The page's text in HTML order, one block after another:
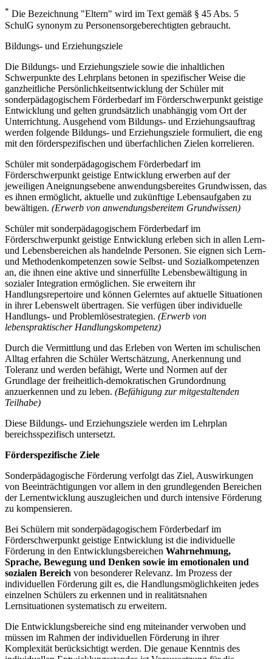
* Die Bezeichnung "Eltern" wird im Text gemäß § 45 Abs. 5
SchulG synonym zu Personensorgeberechtigten gebraucht.
Bildungs- und Erziehungsziele
Die Bildungs- und Erziehungsziele sowie die inhaltlichen
Schwerpunkte des Lehrplans betonen in spezifischer Weise die
ganzheitliche Persönlichkeitsentwicklung der Schüler mit
sonderpädagogischem Förderbedarf im Förderschwerpunkt geistige
Entwicklung und gelten grundsätzlich unabhängig vom Ort der
Unterrichtung. Ausgehend vom Bildungs- und Erziehungsauftrag
werden folgende Bildungs- und Erziehungsziele formuliert, die eng
mit den förderspezifischen und überfachlichen Zielen korrelieren.
Schüler mit sonderpädagogischem Förderbedarf im
Förderschwerpunkt geistige Entwicklung erwerben auf der
jeweiligen Aneignungsebene anwendungsbereites Grundwissen, das
es ihnen ermöglicht, aktuelle und zukünftige Lebensaufgaben zu
bewältigen. (Erwerb von anwendungsbereitem Grundwissen)
Schüler mit sonderpädagogischem Förderbedarf im
Förderschwerpunkt geistige Entwicklung erleben sich in allen Lern-
und Lebensbereichen als handelnde Personen. Sie eignen sich Lern-
und Methodenkompetenzen sowie Selbst- und Sozialkompetenzen
an, die ihnen eine aktive und sinnerfüllte Lebensbewältigung in
sozialer Integration ermöglichen. Sie erweitern ihr
Handlungsrepertoire und können Gelerntes auf aktuelle Situationen
in ihrer Lebenswelt übertragen. Sie verfügen über individuelle
Handlungs- und Problemlösestrategien. (Erwerb von
lebenspraktischer Handlungskompetenz)
Durch die Vermittlung und das Erleben von Werten im schulischen
Alltag erfahren die Schüler Wertschätzung, Anerkennung und
Toleranz und werden befähigt, Werte und Normen auf der
Grundlage der freiheitlich-demokratischen Grundordnung
anzuerkennen und zu leben. (Befähigung zur mitgestaltenden
Teilhabe)
Diese Bildungs- und Erziehungsziele werden im Lehrplan
bereichsspezifisch untersetzt.
Förderspezifische Ziele
Sonderpädagogische Förderung verfolgt das Ziel, Auswirkungen
von Beeinträchtigungen vor allem in den grundlegenden Bereichen
der Lernentwicklung auszugleichen und durch intensive Förderung
zu kompensieren.
Bei Schülern mit sonderpädagogischem Förderbedarf im
Förderschwerpunkt geistige Entwicklung ist die individuelle
Förderung in den Entwicklungsbereichen Wahrnehmung,
Sprache, Bewegung und Denken sowie im emotionalen und
sozialen Bereich von besonderer Relevanz. Im Prozess der
individuellen Förderung gilt es, die Handlungsmöglichkeiten jedes
einzelnen Schülers zu erkennen und in realitätsnahen
Lernsituationen systematisch zu erweitern.
Die Entwicklungsbereiche sind eng miteinander verwoben und
müssen im Rahmen der individuellen Förderung in ihrer
Komplexität berücksichtigt werden. Die genaue Kenntnis des